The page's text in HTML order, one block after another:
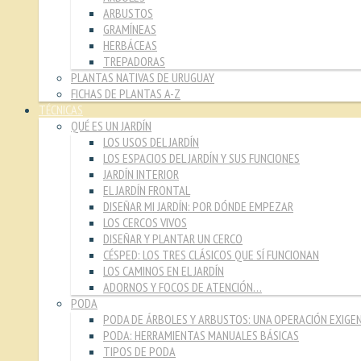
ARBUSTOS
GRAMÍNEAS
HERBÁCEAS
TREPADORAS
PLANTAS NATIVAS DE URUGUAY
FICHAS DE PLANTAS A-Z
TÉCNICAS
QUÉ ES UN JARDÍN
LOS USOS DEL JARDÍN
LOS ESPACIOS DEL JARDÍN Y SUS FUNCIONES
JARDÍN INTERIOR
EL JARDÍN FRONTAL
DISEÑAR MI JARDÍN: POR DÓNDE EMPEZAR
LOS CERCOS VIVOS
DISEÑAR Y PLANTAR UN CERCO
CÉSPED: LOS TRES CLÁSICOS QUE SÍ FUNCIONAN
LOS CAMINOS EN EL JARDÍN
ADORNOS Y FOCOS DE ATENCIÓN…
PODA
PODA DE ÁRBOLES Y ARBUSTOS: UNA OPERACIÓN
PODA: HERRAMIENTAS MANUALES BÁSICAS
TIPOS DE PODA